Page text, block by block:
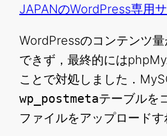
JAPANのWordPress専用
WordPressのコンテンツ
できず，最終的には
ことで対処しました．
wp_postmetaテーブルを
ファイルをアップロード